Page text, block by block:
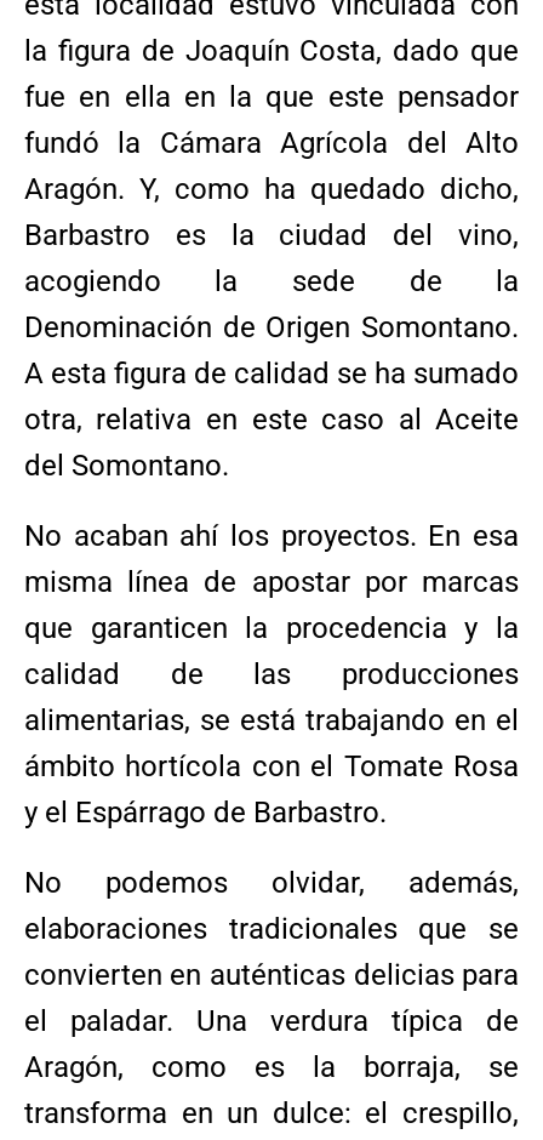
la figura de Joaquín Costa, dado que
fue en ella en la que este pensador
fundó la Cámara Agrícola del Alto
Aragón. Y, como ha quedado dicho,
Barbastro es la ciudad del vino,
acogiendo la sede de la
Denominación de Origen Somontano.
A esta figura de calidad se ha sumado
otra, relativa en este caso al Aceite
del Somontano.
No acaban ahí los proyectos. En esa
misma línea de apostar por marcas
que garanticen la procedencia y la
calidad de las producciones
alimentarias, se está trabajando en el
ámbito hortícola con el Tomate Rosa
y el Espárrago de Barbastro.
No podemos olvidar, además,
elaboraciones tradicionales que se
convierten en auténticas delicias para
el paladar. Una verdura típica de
Aragón, como es la borraja, se
transforma en un dulce: el crespillo,